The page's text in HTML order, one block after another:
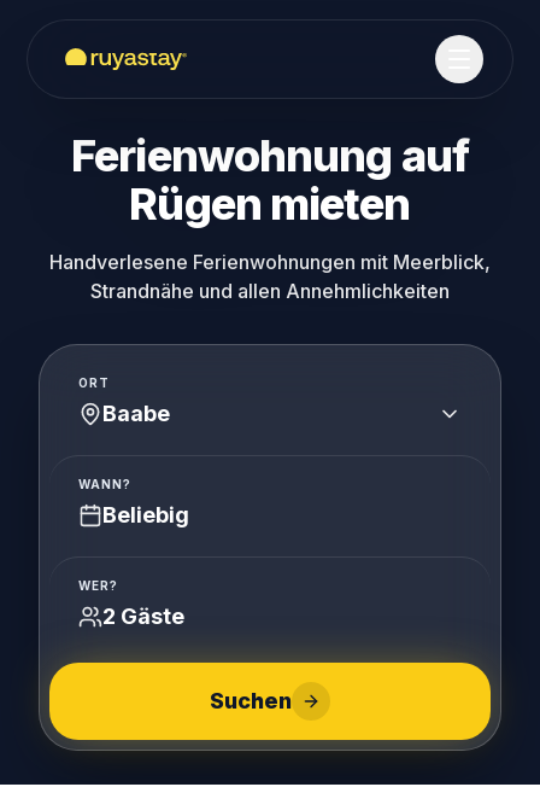
Zum Hauptinhalt springen
Ferienwohnung auf
Rügen mieten
Handverlesene Ferienwohnungen mit Meerblick,
Strandnähe und allen Annehmlichkeiten
ORT
Baabe
WANN?
Beliebig
WER?
2 Gäste
Suchen